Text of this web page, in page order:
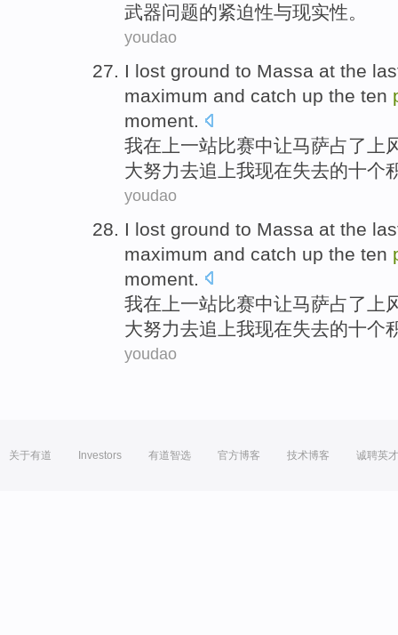
武器问题的紧迫性与现实性。
youdao
I lost ground to Massa at the
maximum and catch up the ten
moment.
我在 上一站比赛中让马萨占了上
大努力去追上我现在失去的十个
youdao
I lost ground to Massa at the
maximum and catch up the ten
moment.
我在 上一站比赛中让马萨占了上
大努力去追上我现在失去的十个
youdao
关于有道 Investors 有道智选 官方博客 技术博客 诚聘英才